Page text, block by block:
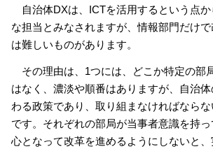
自治体DXは、ICTを活用するという点
な担当とみなされますが、情報部門だけ
は難しいものがあります。
その理由は、1つには、どこか特定の部
はなく、濃淡や順番はありますが、自治
わる政策であり、取り組まなければなら
です。それぞれの部局が当事者意識を持
心となって改革を進めるようにしないと